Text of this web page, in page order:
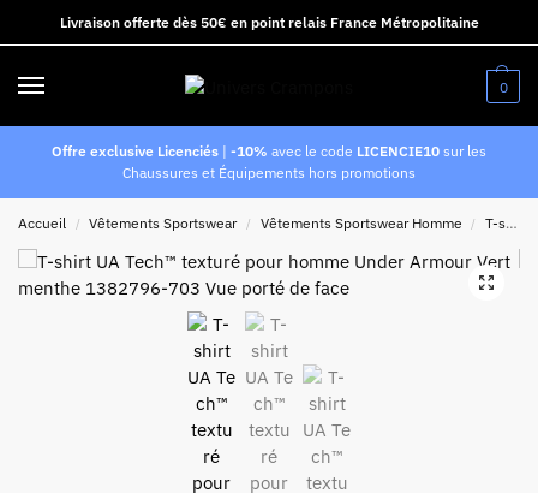
Livraison offerte dès 50€ en point relais France Métropolitaine
0
Offre exclusive Licenciés | -10% avec le code LICENCIE10 sur les
Chaussures et Équipements hors promotions
Accueil / Vêtements Sportswear / Vêtements Sportswear Homme / T-shirts